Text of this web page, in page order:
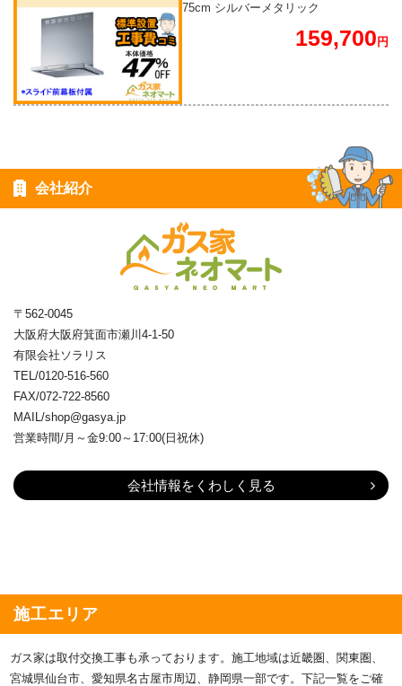
75cm シルバーメタリック
159,700 円
会社紹介
〒562-0045
大阪府大阪府箕面市瀬川4-1-50
有限会社ソラリス
TEL/0120-516-560
FAX/072-722-8560
MAIL/shop@gasya.jp
営業時間/月～金9:00～17:00(日祝休)
会社情報をくわしく見る
施工エリア
ガス家は取付交換工事も承っております。施工地域は近畿圏、関東圏、
宮城県仙台市、愛知県名古屋市周辺、静岡県一部です。下記一覧をご確